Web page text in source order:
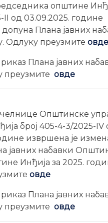
општине
II од 03.09.2025. године
Плана јавних
Одлуку преузмите овде
Плана јавних
преузмите овде
Општинске
број 405-4-3/2025-IV
извршена је
јавних набавки
Инђија за 2025.
овде
Плана јавних
преузмите овде